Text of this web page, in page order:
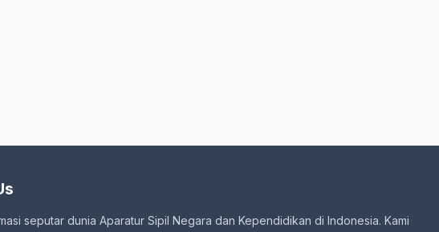
seputar dunia Aparatur Sipil Negara dan Kependidikan di Indonesia. Kami